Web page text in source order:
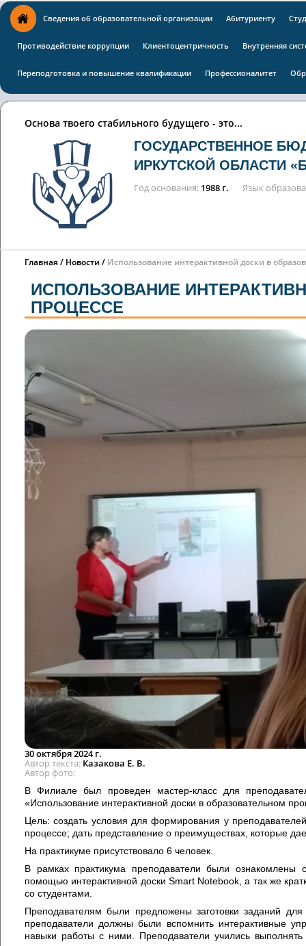
Сведения об образовательной организации Абитуриенту
Противодействие коррупции Клиентоцентричность Внутренняя
Переподготовка и повышение квалификации Профессионалитет
Основа твоего стабильного будущего - это...
ГОСУДАРСТВЕННОЕ
ИРКУТСКОЙ ОБЛАСТИ
Год основания 1988 г. Язык
Главная Новости Использование интерактивной доски в
ИСПОЛЬЗОВАНИЕ
ПРОЦЕССЕ
30 октября 2024 г.
Автор текста Казакова Е. В.
Автор фото
В Филиале был проведен мастер-класс для
«Использование интерактивной доски в образовательном
Цель: создать условия для формирования у
процессе; дать представление о преимуществах, которые
На практикуме присутствовало 6 человек.
В рамках практикума преподаватели были
помощью интерактивной доски Smart Notebook, а так же
со студентами.
Преподавателям были предложены заготовки заданий
преподаватели должны были вспомнить интерактивные
навыки работы с ними. Преподаватели учились